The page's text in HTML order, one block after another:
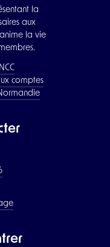
la
aux
la vie
comptes